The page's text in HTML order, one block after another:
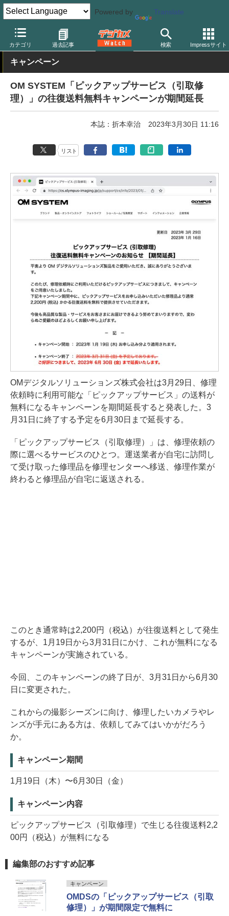
Powered by Translate
カテゴリ 過去記事 検索 Impressサイト
デジカメ Watch 業界動向 企業
キャンペーン
OM SYSTEM「ピックアップサービス（引取修
理）」の往復送料無料キャンペーンが期間延長
本誌：折本幸治 2023年3月30日 11:16
リスト
OMデジタルソリューションズ株式会社は3月29日、修理
依頼時に利用可能な「ピックアップサービス」の送料が
無料になるキャンペーンを期間延長すると発表した。3
月31日に終了する予定を6月30日まで延長する。
「ピックアップサービス（引取修理）」は、修理依頼の
際に選べるサービスのひとつ。運送業者が自宅に訪問し
て受け取った修理品を修理センターへ移送、修理作業が
終わると修理品が自宅に返送される。
このとき通常時は2,200円（税込）が往復送料として発生
するが、1月19日から3月31日にかけ、これが無料になる
キャンペーンが実施されている。
今回、このキャンペーンの終了日が、3月31日から6月30
日に変更された。
これからの撮影シーズンに向け、修理したいカメラやレ
ンズが手元にある方は、依頼してみてはいかがだろう
か。
キャンペーン期間
1月19日（木）〜6月30日（金）
キャンペーン内容
ピックアップサービス（引取修理）で生じる往復送料2,2
00円（税込）が無料になる
編集部のおすすめ記事
キャンペーン
OMDSの「ピックアップサービス（引取
修理）」が期間限定で無料に